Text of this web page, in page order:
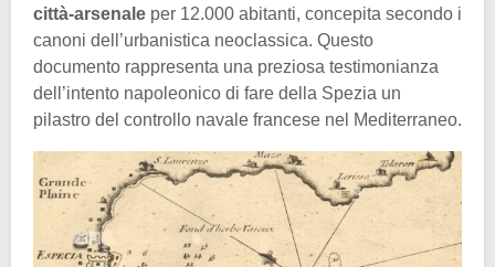
città-arsenale per 12.000 abitanti, concepita secondo i
canoni dell’urbanistica neoclassica. Questo
documento rappresenta una preziosa testimonianza
dell’intento napoleonico di fare della Spezia un
pilastro del controllo navale francese nel Mediterraneo.